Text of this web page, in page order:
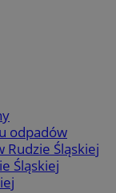
odpadów
Rudzie Śląskiej
Śląskiej